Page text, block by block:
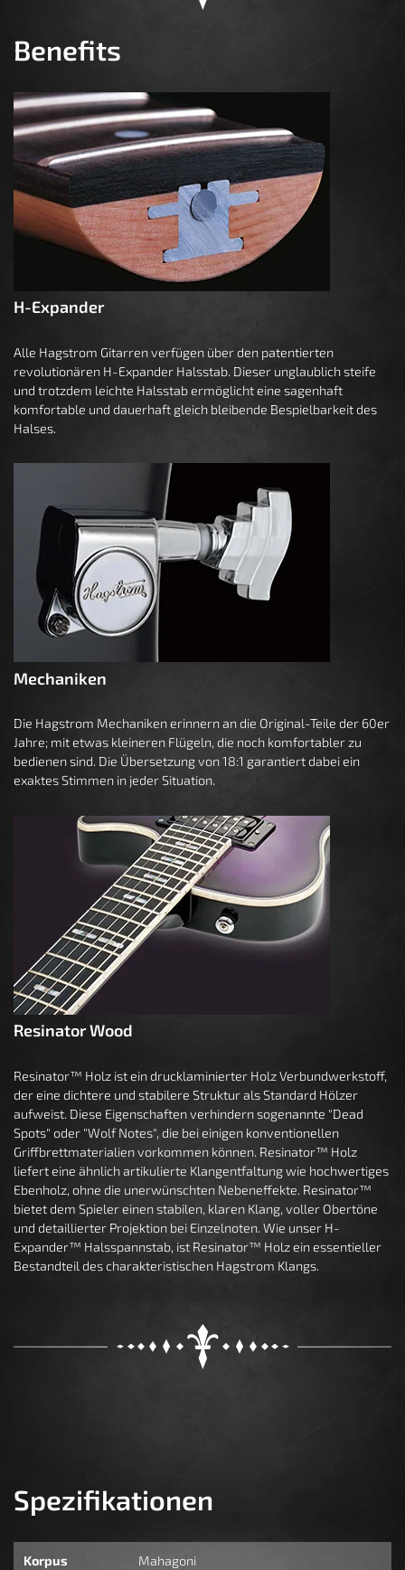
Benefits
H-Expander
Alle Hagstrom Gitarren verfügen über den patentierten
revolutionären H-Expander Halsstab. Dieser unglaublich steife
und trotzdem leichte Halsstab ermöglicht eine sagenhaft
komfortable und dauerhaft gleich bleibende Bespielbarkeit des
Halses.
Mechaniken
Die Hagstrom Mechaniken erinnern an die Original-Teile der 60er
Jahre; mit etwas kleineren Flügeln, die noch komfortabler zu
bedienen sind. Die Übersetzung von 18:1 garantiert dabei ein
exaktes Stimmen in jeder Situation.
Resinator Wood
Resinator™ Holz ist ein drucklaminierter Holz Verbundwerkstoff,
der eine dichtere und stabilere Struktur als Standard Hölzer
aufweist. Diese Eigenschaften verhindern sogenannte "Dead
Spots" oder "Wolf Notes", die bei einigen konventionellen
Griffbrettmaterialien vorkommen können. Resinator™ Holz
liefert eine ähnlich artikulierte Klangentfaltung wie hochwertiges
Ebenholz, ohne die unerwünschten Nebeneffekte. Resinator™
bietet dem Spieler einen stabilen, klaren Klang, voller Obertöne
und detaillierter Projektion bei Einzelnoten. Wie unser H-
Expander™ Halsspannstab, ist Resinator™ Holz ein essentieller
Bestandteil des charakteristischen Hagstrom Klangs.
Spezifikationen
Korpus Mahagoni